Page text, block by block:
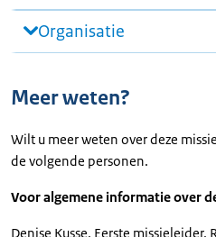
Organisatie
Meer weten?
Wilt u meer weten over deze
de volgende personen.
Voor algemene informatie over
Denise Kusse, Eerste missieleider,